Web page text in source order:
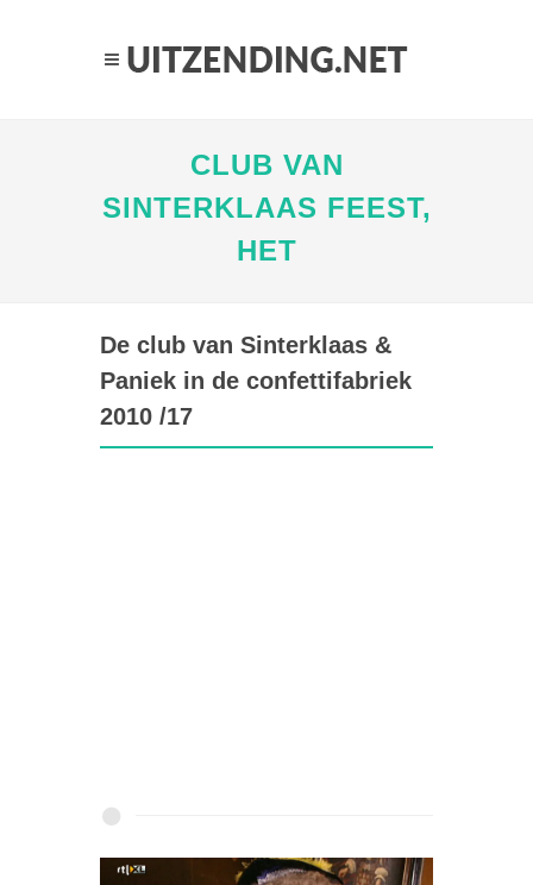
CLUB VAN
SINTERKLAAS FEEST,
HET
De club van Sinterklaas &
Paniek in de confettifabriek
2010 /17